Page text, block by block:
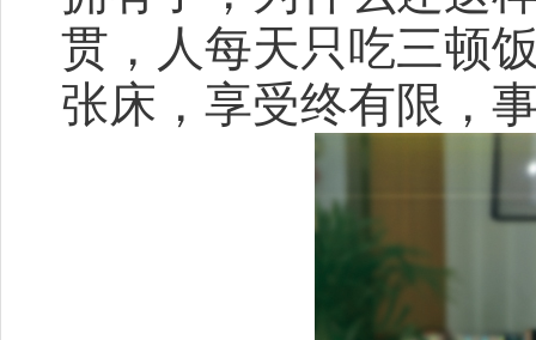
贯，人每天只吃三顿
张床，享受终有限，